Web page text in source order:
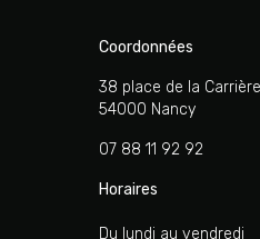
Coordonnées
38 place de la Carrière
54000 Nancy
07 88 11 92 92
Horaires
Du lundi au vendredi